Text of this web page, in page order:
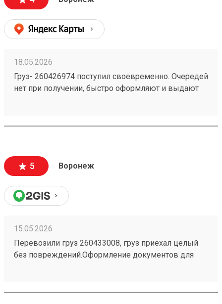
18.05.2026
Груз- 260426974 поступил своевременно. Очередей
нет при получении, быстро оформляют и выдают
5 Воронеж
15.05.2026
Перевозили груз 260433008, груз приехал целый
без повреждений.Оформление документов для